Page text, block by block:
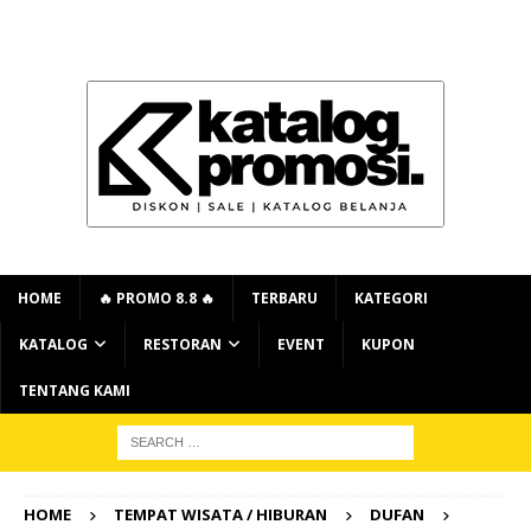
HOME 🔥 PROMO 8.8 🔥 TERBARU KATEGORI
KATALOG RESTORAN EVENT KUPON
TENTANG KAMI
HOME TEMPAT WISATA / HIBURAN
DUFAN